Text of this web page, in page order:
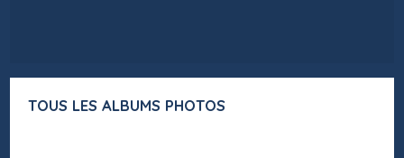
TOUS LES ALBUMS PHOTOS